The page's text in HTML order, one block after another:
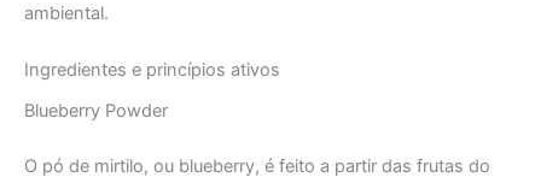
ambiental.
Ingredientes e princípios ativos
Blueberry Powder
O pó de mirtilo, ou blueberry, é feito a partir das frutas do